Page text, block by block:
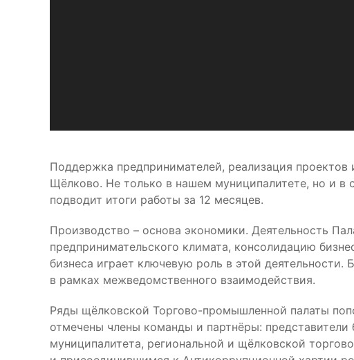
Поддержка предпринимателей, реализация
Щёлково. Не только в нашем муниципалитете, но и в
подводит итоги работы за 12 месяцев.
Производство – основа экономики. Деятельность
предпринимательского климата, консолидацию
бизнеса играет ключевую роль в этой
в рамках межведомственного взаимодействия.
Ряды щёлковской Торгово-промышленной палаты
отмечены члены команды и партнёры:
муниципалитета, региональной и щёлковской